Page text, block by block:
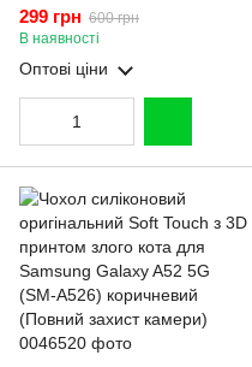
принтом злого кота для
Samsung Galaxy A52 5G
(SM-A526) рожевий (Повний
захист камери)
299 грн 600 грн
В наявності
Оптові ціни